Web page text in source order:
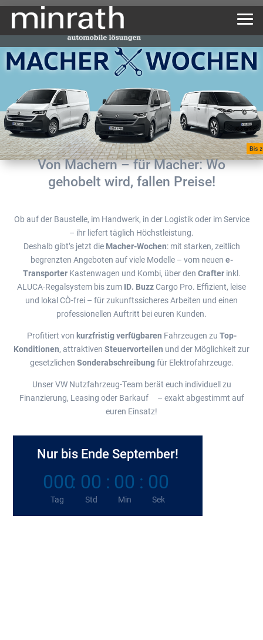
Von Machern – für Macher: Wo
gehobelt wird, fallen Preise!
Ob auf der Baustelle, im Handwerk, in der Logistik oder im Service
– ihr liefert täglich Höchstleistung.
Deshalb gibt’s jetzt die Macher-Wochen: mit starken, zeitlich
begrenzten Angeboten auf viele Modelle – vom neuen e-
TransporterKastenwagen und Kombi, über den Crafterinkl.
ALUCA-Regalsystem bis zum ID. Buzz Cargo Pro. Effizient, leise
und lokal CO₂-frei – für zukunftssicheres Arbeiten und einen
professionellen Auftritt bei euren Kunden.
Profitiert von kurzfristig verfügbaren Fahrzeugen zu Top-
Konditionen, attraktiven Steuervorteilen und der Möglichkeit zur
gesetzlichen Sonderabschreibungfür Elektrofahrzeuge.
Unser VW Nutzfahrzeug-Team berät euch individuell zu
Finanzierung, Leasing oder Barkauf – exakt abgestimmt auf
euren Einsatz!
Nur bis Ende September!
000
Tag
: 00
Std
: 00
Min
: 00
Sek